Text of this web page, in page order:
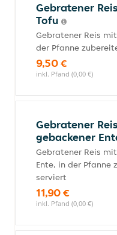
Gebratener
Tofu
Gebratener Reis
der Pfanne
9,50 €
inkl. Pfand (0,00 €)
Gebratener
gebackener
Gebratener Reis
Ente, in der Pfanne
serviert
11,90 €
inkl. Pfand (0,00 €)